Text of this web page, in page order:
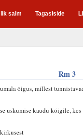
salm Tagasiside
Rm 3
õigus, millest
uskumise kaudu kõigile, kes